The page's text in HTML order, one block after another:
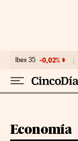
Ibex 35 -0,02%
Economía